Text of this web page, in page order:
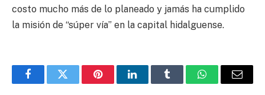
costo mucho más de lo planeado y jamás ha cumplido
la misión de “súper vía” en la capital hidalguense.
FacebookTwitter PinterestLinkedInTumblr WhatsAppEmail